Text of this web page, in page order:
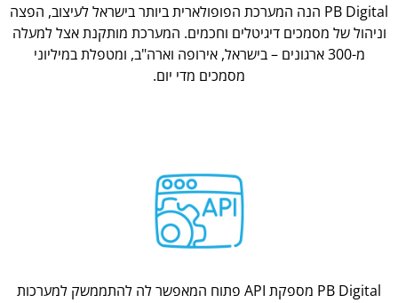
PB Digital הנה המערכת הפופולארית ביותר בישראל לעיצוב, הפצה
וניהול של מסמכים דיגיטלים וחכמים. המערכת מותקנת אצל למעלה
מ-300 ארגונים – בישראל, אירופה וארה"ב, ומטפלת במיליוני
מסמכים מדי יום.
PB Digital מספקת API פתוח המאפשר לה להתממשק למערכות